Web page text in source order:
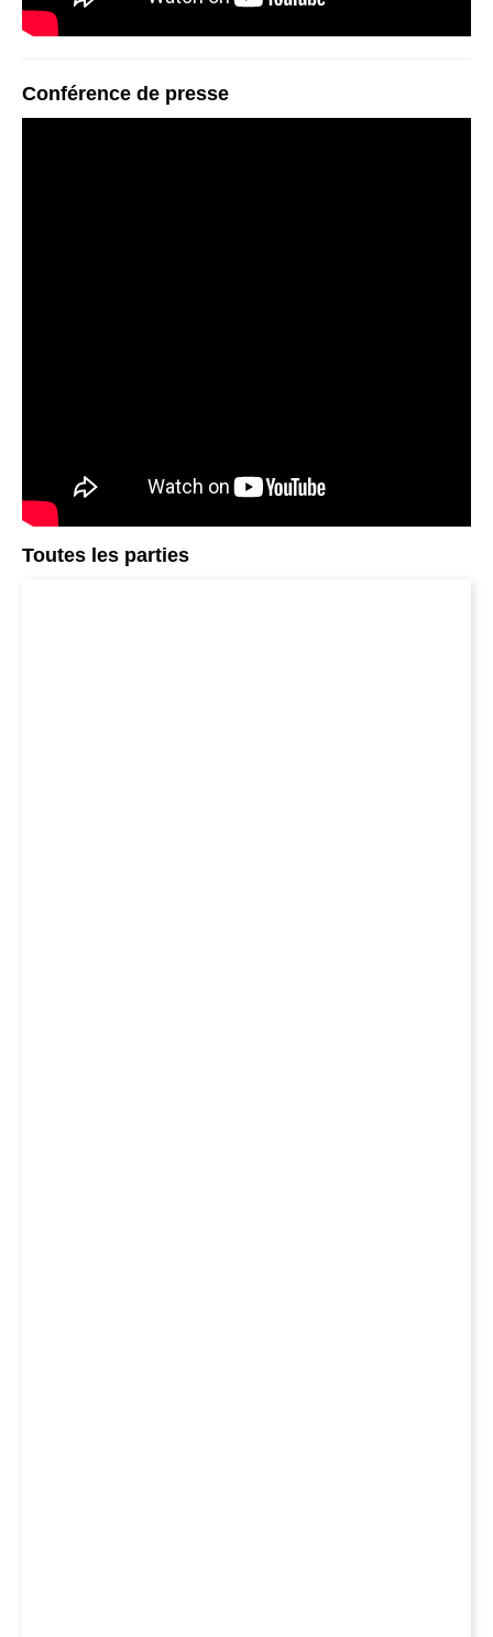
Conférence de presse
Toutes les parties